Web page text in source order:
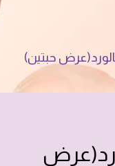
حبتين)